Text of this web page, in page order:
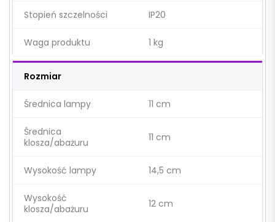
Stopień szczelności IP20
Waga produktu 1 kg
Rozmiar
Średnica lampy 11 cm
Średnica
klosza/abażuru
11 cm
Wysokość lampy 14,5 cm
Wysokość
klosza/abażuru
12 cm